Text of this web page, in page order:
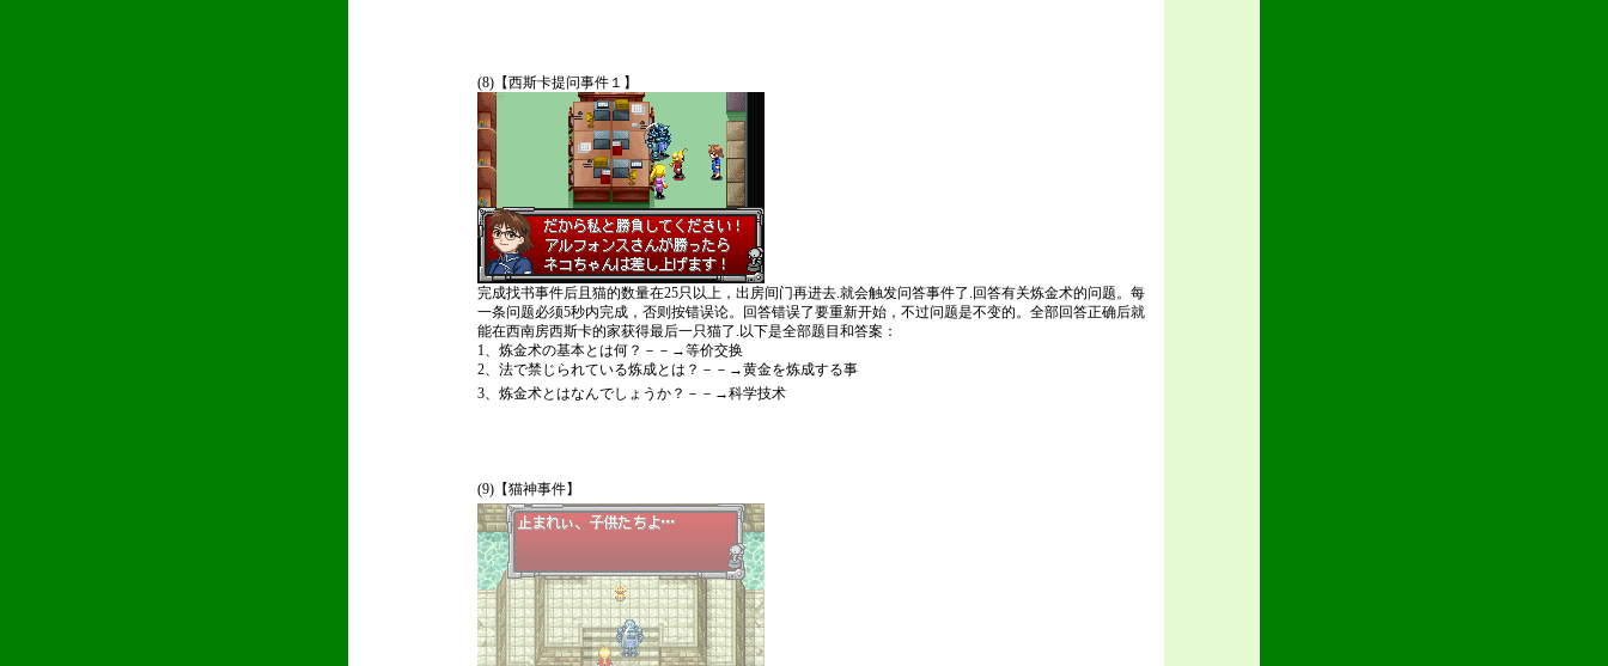
(8)【西斯卡提问事件１】
完成找书事件后且猫的数量在25只以上，出房间门再进去.就会触发问答事件了.回答有关炼金术的问题。每
一条问题必须5秒内完成，否则按错误论。回答错误了要重新开始，不过问题是不变的。全部回答正确后就
能在西南房西斯卡的家获得最后一只猫了.以下是全部题目和答案：
1、炼金术の基本とは何？－－→等价交换
2、法で禁じられている炼成とは？－－→黄金を炼成する事
3、炼金术とはなんでしょうか？－－→科学技术
(9)【猫神事件】